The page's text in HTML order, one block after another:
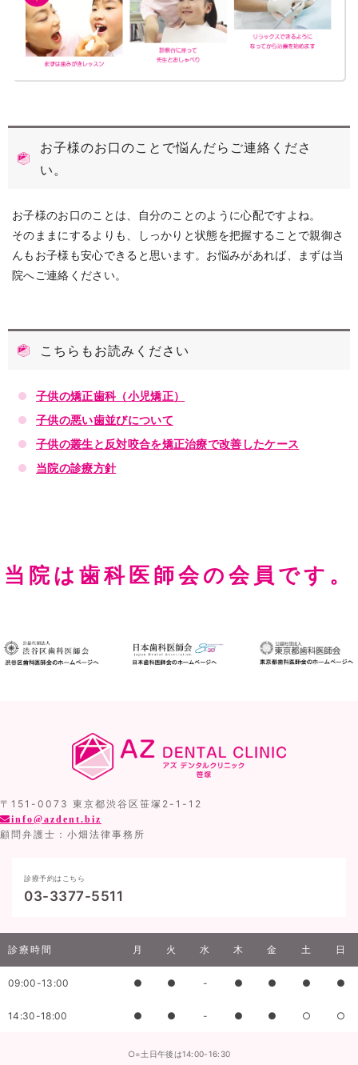
お子様のお口のことで悩んだらご連絡くださ
い。
お子様のお口のことは、自分のことのように心配ですよね。
そのままにするよりも、しっかりと状態を把握することで親御さ
んもお子様も安心できると思います。お悩みがあれば、まずは当
院へご連絡ください。
こちらもお読みください
子供の矯正歯科（小児矯正）
子供の悪い歯並びについて
子供の叢生と反対咬合を矯正治療で改善したケース
当院の診療方針
当院は歯科医師会の会員です。
〒151-0073 東京都渋谷区笹塚2-1-12
info@azdent.biz
顧問弁護士：小畑法律事務所
診療予約はこちら
03-3377-5511
診療時間 月 火 水 木 金 土 日
09:00-13:00 ● ● - ● ● ● ●
14:30-18:00 ● ● - ● ● ○ ○
○=土日午後は14:00-16:30